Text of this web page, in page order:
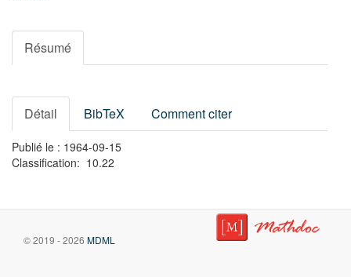
Résumé
Détail BibTeX Comment citer
Publié le : 1964-09-15
Classification: 10.22
© 2019 - 2026 MDML